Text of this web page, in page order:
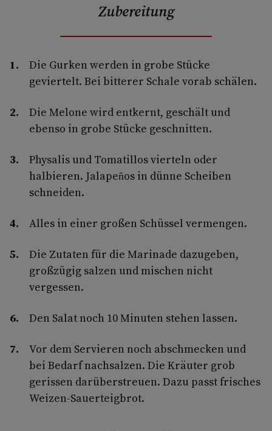
Zubereitung
Die Gurken werden in grobe Stücke
geviertelt. Bei bitterer Schale vorab schälen.
Die Melone wird entkernt, geschält und
ebenso in grobe Stücke geschnitten.
Physalis und Tomatillos vierteln oder
halbieren. Jalapeños in dünne Scheiben
schneiden.
Alles in einer großen Schüssel vermengen.
Die Zutaten für die Marinade dazugeben,
großzügig salzen und mischen nicht
vergessen.
Den Salat noch 10 Minuten stehen lassen.
Vor dem Servieren noch abschmecken und
bei Bedarf nachsalzen. Die Kräuter grob
gerissen darüberstreuen. Dazu passt frisches
Weizen-Sauerteigbrot.